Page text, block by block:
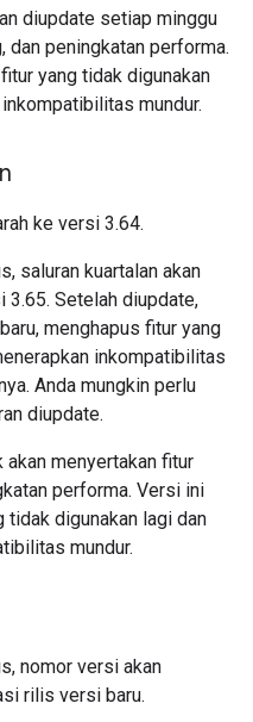
diupdate setiap minggu
dan peningkatan performa.
yang tidak digunakan
mundur.
ke versi 3.64.
saluran kuartalan akan
Setelah diupdate,
menghapus fitur yang
inkompatibilitas
Anda mungkin perlu
diupdate.
menyertakan fitur
performa. Versi ini
tidak digunakan lagi dan
mundur.
nomor versi akan
rilis versi baru.